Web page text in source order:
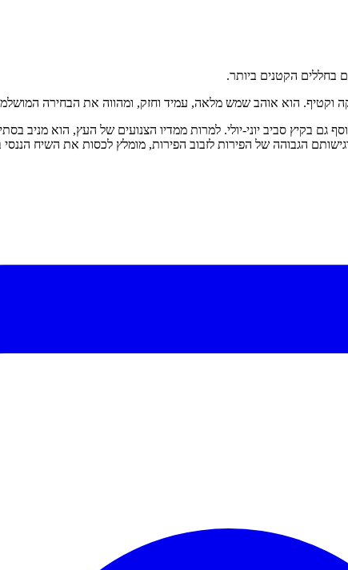
בחללים הקטנים ביותר.
וקטיף. הוא אוהב שמש מלאה, עמיד וחזק, ומהווה את הבחירה
בקיץ סביב יוני-יולי. למרות ממדיו הצנועים של העץ, הוא מניב
הגבוהה של הפירות לזבוב הפירות, מומלץ לכסות את השיח